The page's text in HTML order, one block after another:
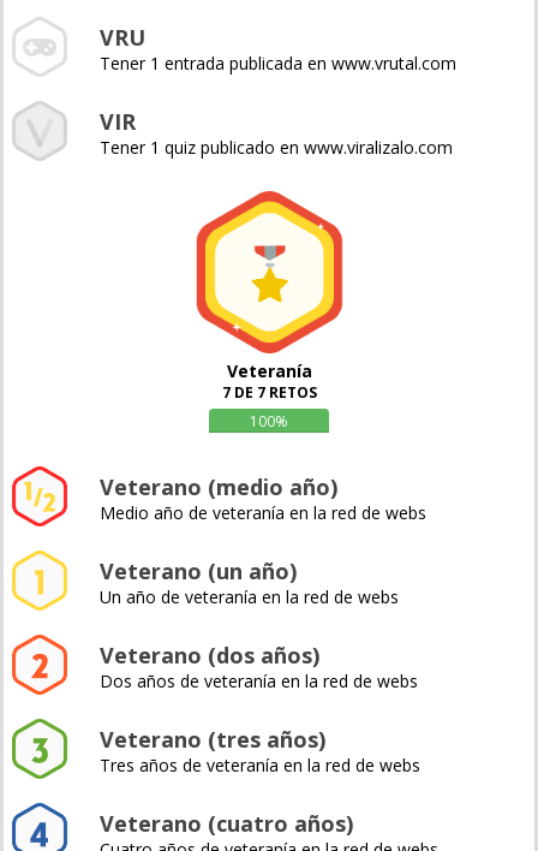
VRU
Tener 1 entrada publicada en www.vrutal.com
VIR
Tener 1 quiz publicado en www.viralizalo.com
Veteranía
7 DE 7 RETOS
100%
Veterano (medio año)
Medio año de veteranía en la red de webs
Veterano (un año)
Un año de veteranía en la red de webs
Veterano (dos años)
Dos años de veteranía en la red de webs
Veterano (tres años)
Tres años de veteranía en la red de webs
Veterano (cuatro años)